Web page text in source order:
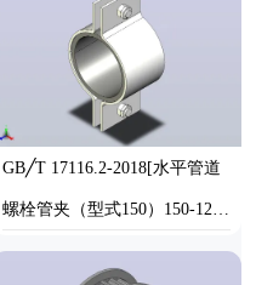
GB╱T 17116.2-2018[水平管道
螺栓管夹（型式150）150-125-
A-3-3-B]
STEP